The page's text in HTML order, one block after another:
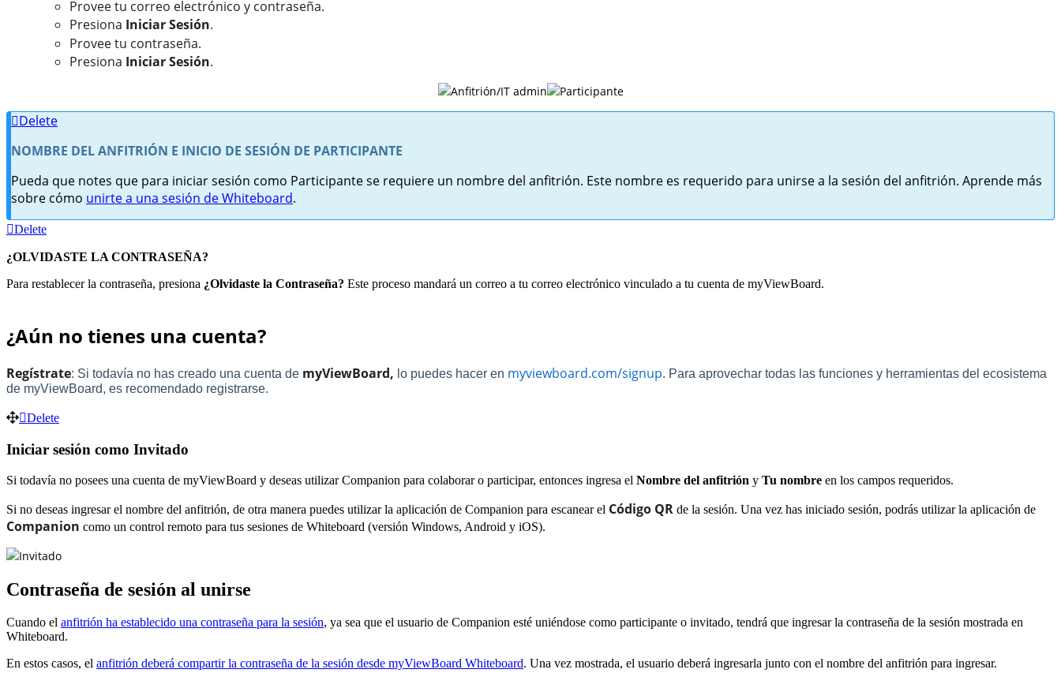
Provee tu correo electrónico y contraseña.
Presiona Iniciar Sesión.
Provee tu contraseña.
Presiona Iniciar Sesión.
Anfitrión/IT admin Participante
Delete
NOMBRE DEL ANFITRIÓN E INICIO DE SESIÓN DE PARTICIPANTE
Pueda que notes que para iniciar sesión como Participante se requiere un nombre del anfitrión. Este nombre es requerido para unirse a la sesión del anfitrión. Aprende más
sobre cómo unirte a una sesión de Whiteboard.
Delete
¿OLVIDASTE LA CONTRASEÑA?
Para restablecer la contraseña, presiona ¿Olvidaste la Contraseña? Este proceso mandará un correo a tu correo electrónico vinculado a tu cuenta de myViewBoard.
¿Aún no tienes una cuenta?
Regístrate: Si todavía no has creado una cuenta de myViewBoard, lo puedes hacer en myviewboard.com/signup. Para aprovechar todas las funciones y herramientas del ecosistema
de myViewBoard, es recomendado registrarse.
Delete
Iniciar sesión como Invitado
Si todavía no posees una cuenta de myViewBoard y deseas utilizar Companion para colaborar o participar, entonces ingresa el Nombre del anfitrión y Tu nombre en los campos requeridos.
Si no deseas ingresar el nombre del anfitrión, de otra manera puedes utilizar la aplicación de Companion para escanear el Código QR de la sesión. Una vez has iniciado sesión, podrás utilizar la aplicación de
Companion como un control remoto para tus sesiones de Whiteboard (versión Windows, Android y iOS).
Invitado
Contraseña de sesión al unirse
Cuando el anfitrión ha establecido una contraseña para la sesión, ya sea que el usuario de Companion esté uniéndose como participante o invitado, tendrá que ingresar la contraseña de la sesión mostrada en
Whiteboard.
En estos casos, el anfitrión deberá compartir la contraseña de la sesión desde myViewBoard Whiteboard. Una vez mostrada, el usuario deberá ingresarla junto con el nombre del anfitrión para ingresar.